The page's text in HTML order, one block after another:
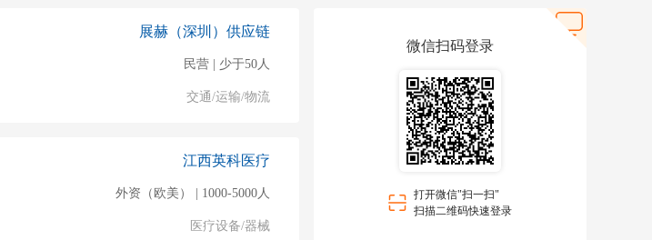
展赫（深圳）供应链
民营 | 少于50人
交通/运输/物流
江西英科医疗
外资（欧美） | 1000-5000人
医疗设备/器械
微信扫码登录
打开微信"扫一扫"
扫描二维码快速登录